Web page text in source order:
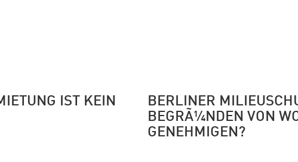
IST KEIN
BERLINER
BEGRÃ¼NDEN VON
GENEHMIGEN?